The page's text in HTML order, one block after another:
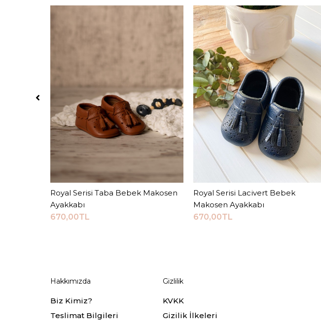
Sepete Ekle
Royal Serisi Taba Bebek Makosen
Ayakkabı
670,00TL
Sepete Ekle
Royal Serisi Lacivert Bebek
Makosen Ayakkabı
670,00TL
Hakkımızda
Biz Kimiz?
Teslimat Bilgileri
Gizlilik
KVKK
Gizilik İlkeleri